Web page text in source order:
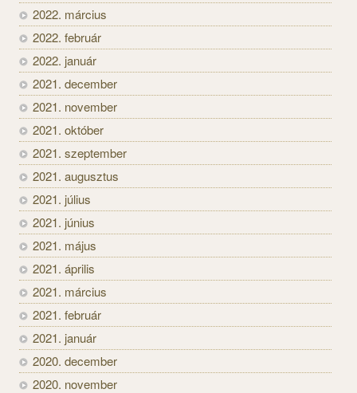
2022. március
2022. február
2022. január
2021. december
2021. november
2021. október
2021. szeptember
2021. augusztus
2021. július
2021. június
2021. május
2021. április
2021. március
2021. február
2021. január
2020. december
2020. november